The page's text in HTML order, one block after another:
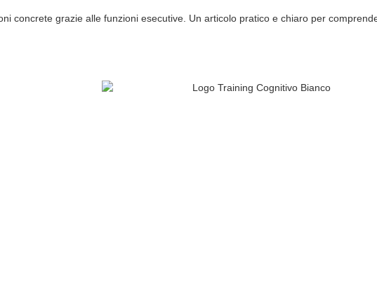
concrete grazie alle funzioni esecutive. Un articolo pratico e chiaro per